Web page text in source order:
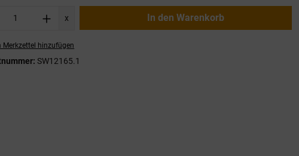
Anzahl: Gib den gewünschten Wert ein
x In den Warenkorb
Merkzettel hinzufügen
SW12165.1